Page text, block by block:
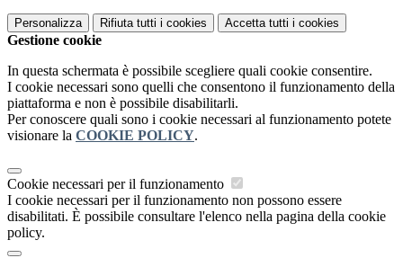
Personalizza Rifiuta tutti i cookies Accetta tutti i cookies
Gestione cookie
In questa schermata è possibile scegliere quali cookie consentire.
I cookie necessari sono quelli che consentono il funzionamento della
piattaforma e non è possibile disabilitarli.
Per conoscere quali sono i cookie necessari al funzionamento potete
visionare la COOKIE POLICY.
Cookie necessari per il funzionamento
I cookie necessari per il funzionamento non possono essere
disabilitati. È possibile consultare l'elenco nella pagina della cookie
policy.